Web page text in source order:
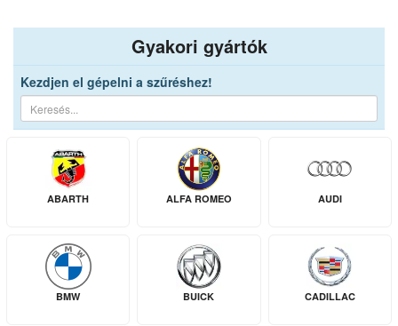
Gyakori gyártók
Kezdjen el gépelni a szűréshez!
ABARTH ALFA ROMEO AUDI
BMW BUICK CADILLAC